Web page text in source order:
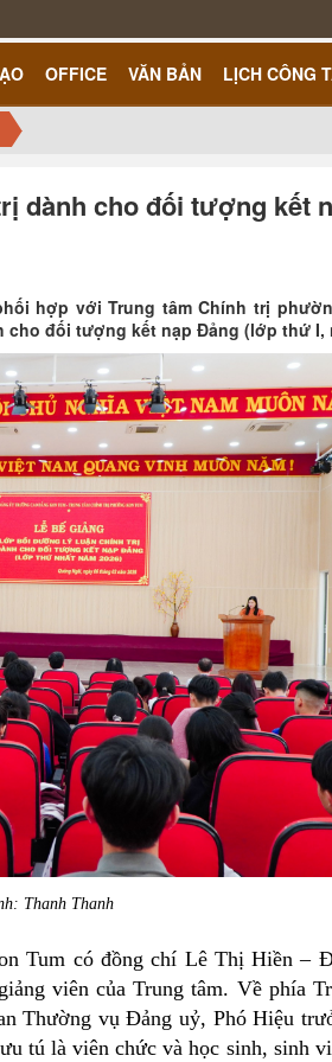
OFFICE VĂN BẢN LỊCH CÔNG
dành cho đối tượng kết
hợp với Trung tâm Chính trị
đối tượng kết nạp Đảng (lớp thứ I,
Thanh Thanh
Tum có đồng chí Lê Thị Hiền –
viên của Trung tâm. Về phía
Thường vụ Đảng uỷ, Phó Hiệu
tú là viên chức và học sinh, sinh